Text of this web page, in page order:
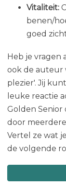
Vitaliteit:
benen/
goed
Heb je vragen
ook de auteur
plezier'. Jij
leuke reactie
Golden Senior
door
Vertel ze wat
de volgende